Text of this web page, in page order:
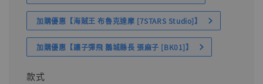
加購優惠【海賊王 布魯克達摩 [7STARS Studio]】
加購優惠【讓子彈飛 鵝城縣長 張麻子 [BK01]】
款式